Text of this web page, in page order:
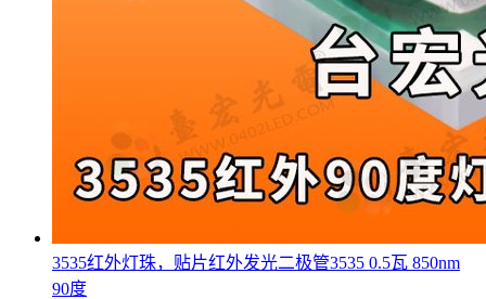
3535红外灯珠，贴片红外发光二极管3535 0.5瓦 850nm
90度